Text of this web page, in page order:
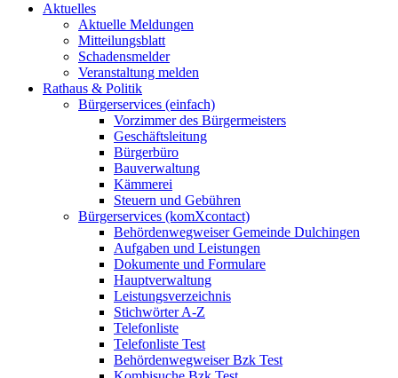
Aktuelles
Aktuelle Meldungen
Mitteilungsblatt
Schadensmelder
Veranstaltung melden
Rathaus & Politik
Bürgerservices (einfach)
Vorzimmer des Bürgermeisters
Geschäftsleitung
Bürgerbüro
Bauverwaltung
Kämmerei
Steuern und Gebühren
Bürgerservices (komXcontact)
Behördenwegweiser Gemeinde Dulchingen
Aufgaben und Leistungen
Dokumente und Formulare
Hauptverwaltung
Leistungsverzeichnis
Stichwörter A-Z
Telefonliste
Telefonliste Test
Behördenwegweiser Bzk Test